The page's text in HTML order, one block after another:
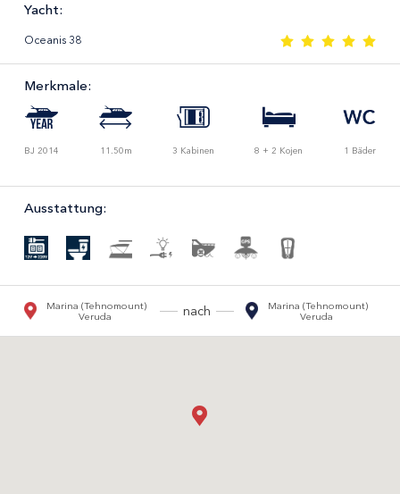
Yacht:
Oceanis 38
Merkmale:
BJ 2014 11.50m 3 Kabinen 8 + 2 Kojen 1 Bäder
Ausstattung:
Marina (Tehnomount)
Veruda
nach
Marina (Tehnomount)
Veruda